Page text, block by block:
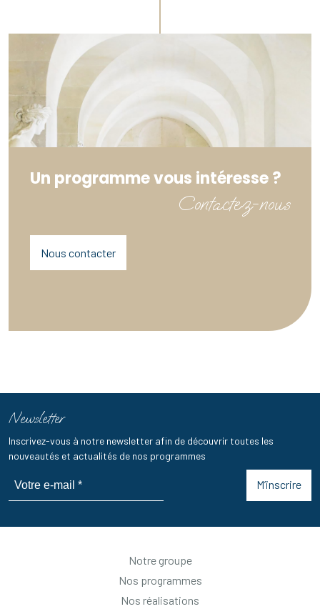
Un programme vous intéresse ?
Contactez-nous
Nous contacter
Newsletter
Inscrivez-vous à notre newsletter afin de découvrir toutes les
nouveautés et actualités de nos programmes
M’inscrire
Notre groupe
Nos programmes
Nos réalisations